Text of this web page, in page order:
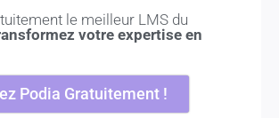
le meilleur LMS du
votre expertise en
Podia Gratuitement !